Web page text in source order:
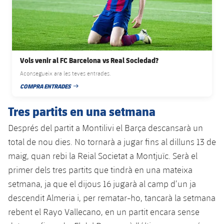
Jugadors
Fotos
Història
Classificació
Juvenil
Infantil
Aleví
Notícies
Atletisme
plusicon
més
Actualitat
Agenda
Bàsquet en cadira de rodes
plusicon
més
Actualitat
Resultats
Classificació
Hockey gel
plusicon
més
Jugadors
Resultats
Classificació
plusicon
Notícies
Hockey Herba Masculí
Hockey Herba Femení
Patinatge artístic
plusicon
més
Actualitat
Plantilla
Escola de Patinatge
Rugby
plusicon
més
Actualitat
Voleibol
plusicon
més
Vols venir al FC Barcelona vs Real Sociedad?
Aconsegueix ara les teves entrades.
COMPRA ENTRADES
DATA DE PUBLICACIÓ
Tres partits en una setmana
Després del partit a Montilivi el Barça descansarà un
total de nou dies. No tornarà a jugar fins al dilluns 13 de
maig, quan rebi la Reial Societat a Montjuïc. Serà el
primer dels tres partits que tindrà en una mateixa
setmana, ja que el dijous 16 jugarà al camp d’un ja
descendit Almeria i, per rematar-ho, tancarà la setmana
rebent el Rayo Vallecano, en un partit encara sense